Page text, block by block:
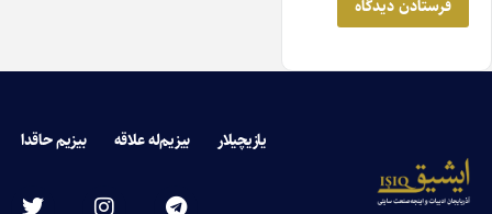
یازیچیلار بیزیم‌له علاقه بیزیم حاقدا